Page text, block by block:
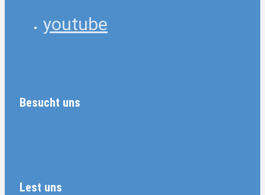
youtube
Besucht uns
Lest uns